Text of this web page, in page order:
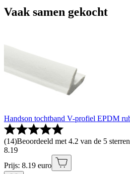
Vaak samen gekocht
Handson tochtband V-profiel EPDM
(14)Beoordeeld met 4.2 van de 5
8.19
Prijs: 8.19 euro